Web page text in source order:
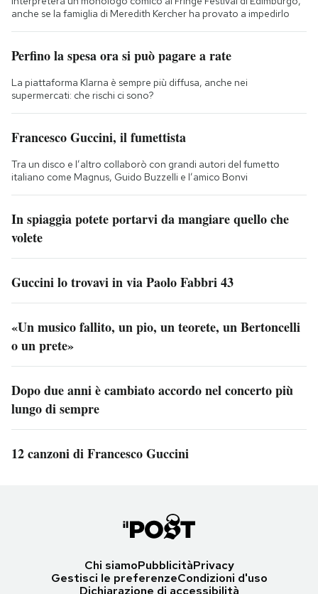
anche se la famiglia di Meredith Kercher ha provato a impedirlo
Perfino la spesa ora si può pagare a rate
La piattaforma Klarna è sempre più diffusa, anche nei
supermercati: che rischi ci sono?
Francesco Guccini, il fumettista
Tra un disco e l’altro collaborò con grandi autori del fumetto
italiano come Magnus, Guido Buzzelli e l’amico Bonvi
In spiaggia potete portarvi da mangiare quello che
volete
Guccini lo trovavi in via Paolo Fabbri 43
«Un musico fallito, un pio, un teorete, un Bertoncelli
o un prete»
Dopo due anni è cambiato accordo nel concerto più
lungo di sempre
12 canzoni di Francesco Guccini
Chi siamoPubblicitàPrivacy
Gestisci le preferenzeCondizioni d'uso
Dichiarazione di accessibilità